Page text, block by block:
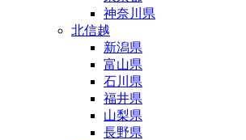
神奈川県
北信越
新潟県
富山県
石川県
福井県
山梨県
長野県